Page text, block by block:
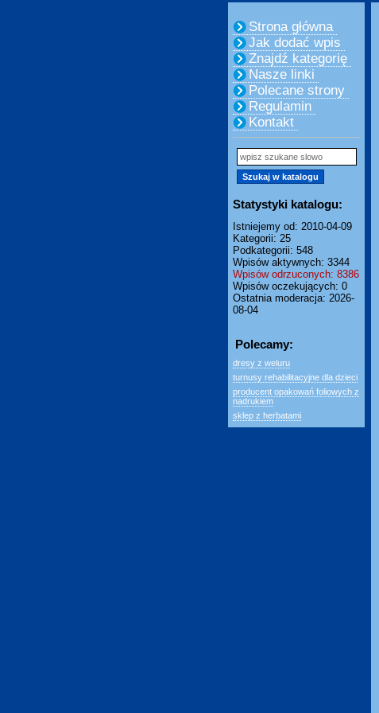
Strona główna
Jak dodać wpis
Znajdź kategorię
Nasze linki
Polecane strony
Regulamin
Kontakt
Statystyki katalogu:
Istniejemy od: 2010-04-09
Kategorii: 25
Podkategorii: 548
Wpisów aktywnych: 3344
Wpisów odrzuconych: 8386
Wpisów oczekujących: 0
Ostatnia moderacja: 2026-
08-04
Polecamy:
dresy z weluru
turnusy rehabilitacyjne dla dzieci
producent opakowań foliowych z
nadrukiem
sklep z herbatami